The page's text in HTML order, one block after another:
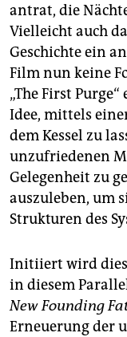
antrat, die
Vielleicht auch
Geschichte ein
Film nun keine
„The First
Idee, mittels
dem Kessel zu
unzufriedenen
Gelegenheit zu
auszuleben, um
Strukturen des
Initiiert wird
in diesem
New Founding
Erneuerung der